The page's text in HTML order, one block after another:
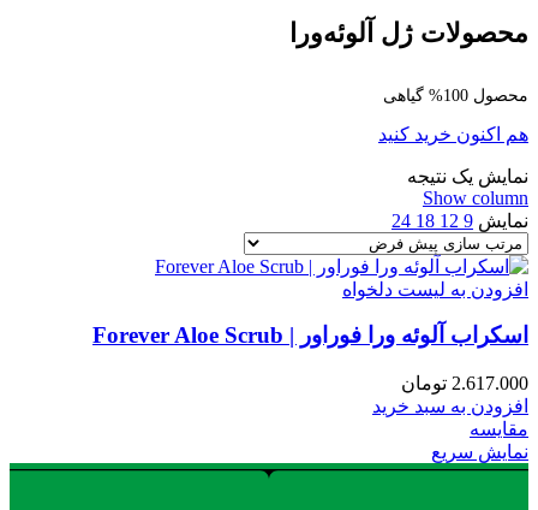
محصولات ژل آلوئه‌ورا
محصول 100% گیاهی
هم اکنون خرید کنید
نمایش یک نتیجه
Show column
نمایش 9
12
18
24
افزودن به لیست دلخواه
اسکراب آلوئه ورا فوراور | Forever Aloe Scrub
2.617.000 تومان
افزودن به سبد خرید
مقایسه
نمایش سریع